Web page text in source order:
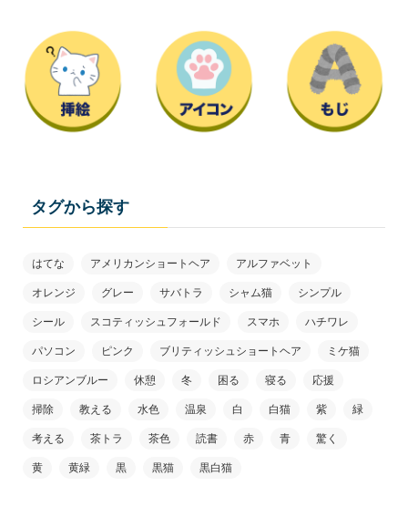
タグから探す
はてな アメリカンショートヘア アルファベット
オレンジ グレー サバトラ シャム猫 シンプル
シール スコティッシュフォールド スマホ ハチワレ
パソコン ピンク ブリティッシュショートヘア ミケ猫
ロシアンブルー 休憩 冬 困る 寝る 応援
掃除 教える 水色 温泉 白 白猫 紫 緑
考える 茶トラ 茶色 読書 赤 青 驚く
黄 黄緑 黒 黒猫 黒白猫